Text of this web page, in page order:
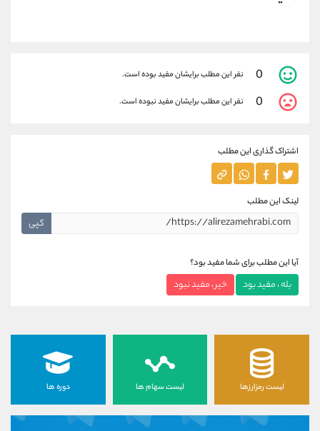
0 نفر این مطلب برایشان مفید بوده است.
0 نفر این مطلب برایشان مفید نبوده است.
اشتراک گذاری این مطلب
لینک این مطلب
کپی
آیا این مطلب برای شما مفید بود؟
بله ، مفید بود خیر ، مفید نبود
لیست رمزارزها لیست سهام ها دوره ها